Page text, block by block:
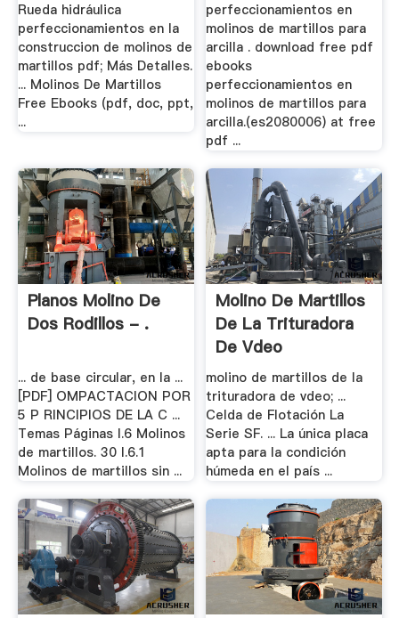
Rueda hidráulica
perfeccionamientos en la
construccion de molinos de
martillos pdf; Más Detalles.
... Molinos De Martillos
Free Ebooks (pdf, doc, ppt,
...
perfeccionamientos en
molinos de martillos para
arcilla . download free pdf
ebooks
perfeccionamientos en
molinos de martillos para
arcilla.(es2080006) at free
pdf ...
Planos Molino De
Dos Rodillos - .
... de base circular, en la ...
[PDF] OMPACTACION POR
5 P RINCIPIOS DE LA C ...
Temas Páginas I.6 Molinos
de martillos. 30 I.6.1
Molinos de martillos sin ...
Molino De Martillos
De La Trituradora
De Vdeo
molino de martillos de la
trituradora de vdeo; ...
Celda de Flotación La
Serie SF. ... La única placa
apta para la condición
húmeda en el país ...